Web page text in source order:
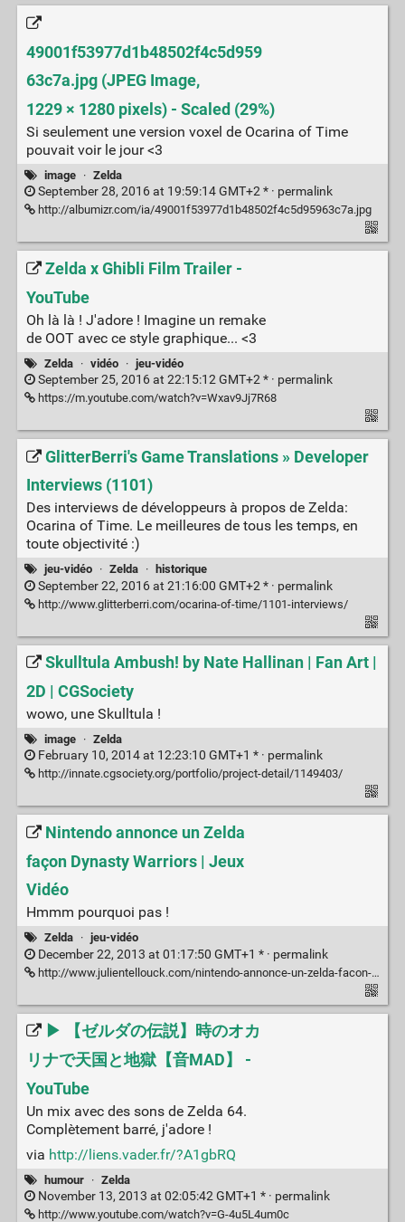
49001f53977d1b48502f4c5d959
63c7a.jpg (JPEG Image,
1229 × 1280 pixels) - Scaled (29%)
Si seulement une version voxel de Ocarina of Time
pouvait voir le jour <3
image · Zelda
September 28, 2016 at 19:59:14 GMT+2 * · permalink
http://albumizr.com/ia/49001f53977d1b48502f4c5d95963c7a.jpg
Zelda x Ghibli Film Trailer -
YouTube
Oh là là ! J'adore ! Imagine un remake
de OOT avec ce style graphique... <3
Zelda · vidéo · jeu-vidéo
September 25, 2016 at 22:15:12 GMT+2 * · permalink
https://m.youtube.com/watch?v=Wxav9Jj7R68
GlitterBerri's Game Translations » Developer
Interviews (1101)
Des interviews de développeurs à propos de Zelda:
Ocarina of Time. Le meilleures de tous les temps, en
toute objectivité :)
jeu-vidéo · Zelda · historique
September 22, 2016 at 21:16:00 GMT+2 * · permalink
http://www.glitterberri.com/ocarina-of-time/1101-interviews/
Skulltula Ambush! by Nate Hallinan | Fan Art |
2D | CGSociety
wowo, une Skulltula !
image · Zelda
February 10, 2014 at 12:23:10 GMT+1 * · permalink
http://innate.cgsociety.org/portfolio/project-detail/1149403/
Nintendo annonce un Zelda
façon Dynasty Warriors | Jeux
Vidéo
Hmmm pourquoi pas !
Zelda · jeu-vidéo
December 22, 2013 at 01:17:50 GMT+1 * · permalink
http://www.julientellouck.com/nintendo-annonce-un-zelda-facon-dynasty-warriors/
▶ 【ゼルダの伝説】時のオカ
リナで天国と地獄【音MAD】 -
YouTube
Un mix avec des sons de Zelda 64.
Complètement barré, j'adore !
via http://liens.vader.fr/?A1gbRQ
humour · Zelda
November 13, 2013 at 02:05:42 GMT+1 * · permalink
http://www.youtube.com/watch?v=G-4u5L4um0c